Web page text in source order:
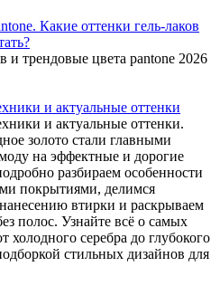
Какие оттенки гель-лаков
и трендовые цвета pantone 2026
и актуальные оттенки
и актуальные оттенки.
золото стали главными
на эффектные и дорогие
разбираем особенности
покрытиями, делимся
втирки и раскрываем
полос. Узнайте всё о самых
серебра до глубокого
стильных дизайнов для